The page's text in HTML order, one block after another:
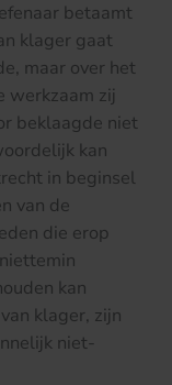
betaamt
klager gaat
maar over het
werkzaam zij
beklaagde niet
kan
in beginsel
van de
die erop
kan
klager, zijn
niet-